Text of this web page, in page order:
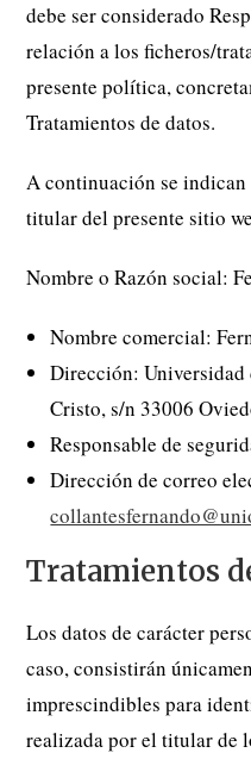
debe ser considerado
relación a los ficheros/
presente política,
Tratamientos de datos.
A continuación se
titular del presente sitio
Nombre o Razón social:
Nombre comercial:
Dirección:
Cristo, s/n 33006
Responsable de
Dirección de correo
Tratamientos
Los datos de carácter
caso, consistirán
imprescindibles para
realizada por el titular de